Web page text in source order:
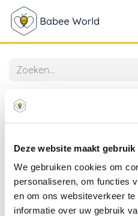
Deze website maakt
We gebruiken cookies om
personaliseren, om functies
en om ons websiteverkeer
informatie over uw gebruik
Avent | Bewaarzakjes vr